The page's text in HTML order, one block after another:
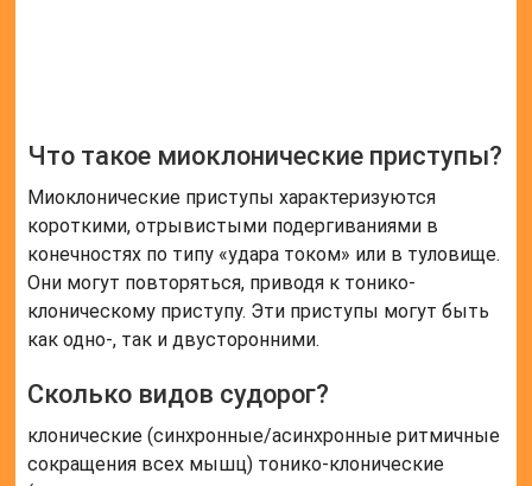
Что такое миоклонические приступы?
Миоклонические приступы характеризуются
короткими, отрывистыми подергиваниями в
конечностях по типу «удара током» или в туловище.
Они могут повторяться, приводя к тонико-
клоническому приступу. Эти приступы могут быть
как одно-, так и двусторонними.
Сколько видов судорог?
клонические (синхронные/асинхронные ритмичные
сокращения всех мышц) тонико-клонические